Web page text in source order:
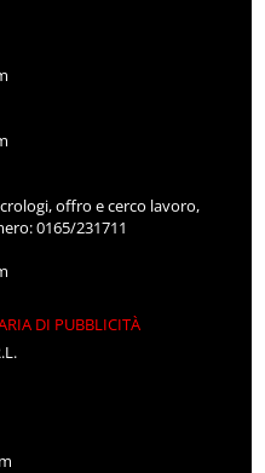
offro e cerco lavoro,
0165/231711
DI PUBBLICITÀ